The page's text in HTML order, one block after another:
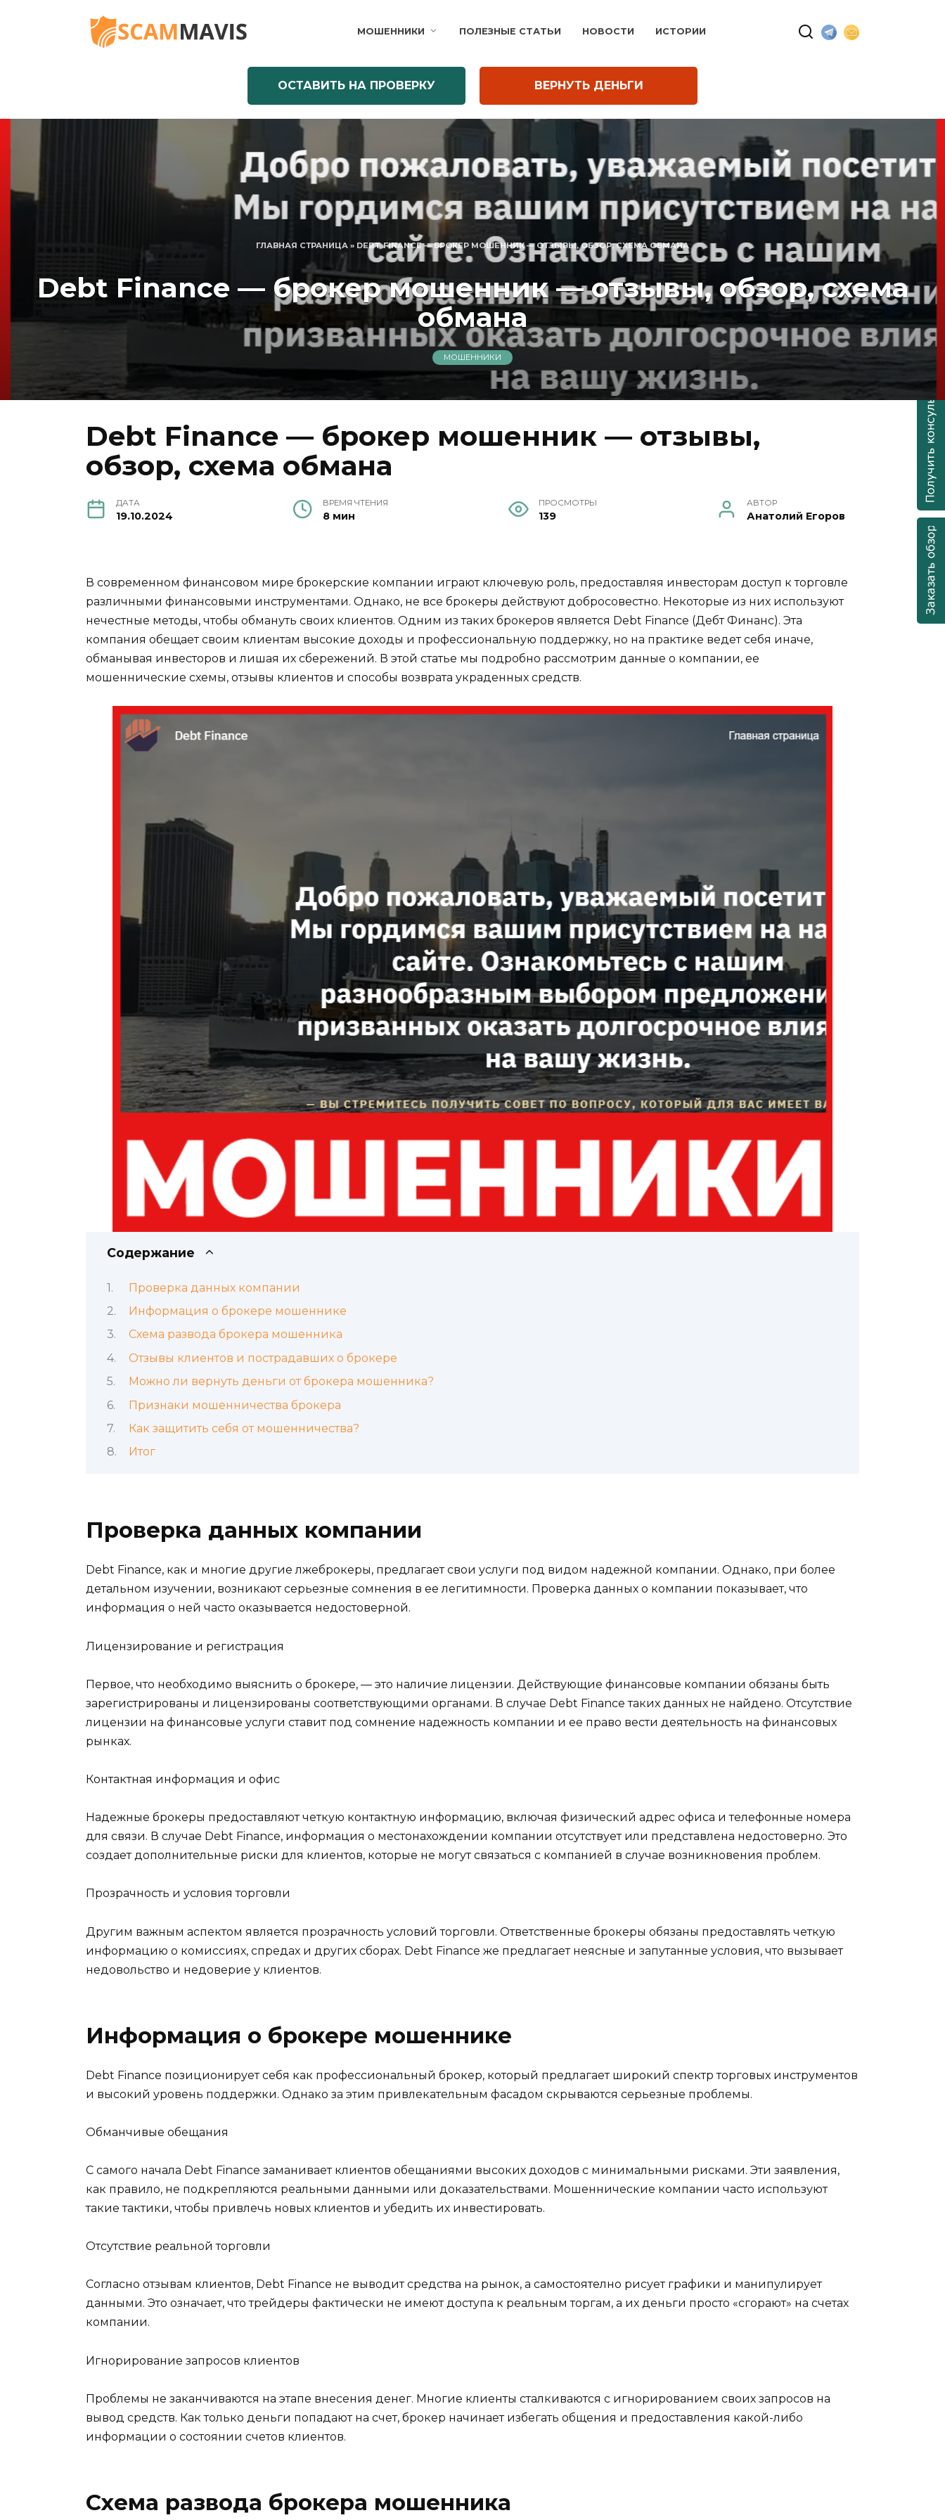
МОШЕННИКИ ПОЛЕЗНЫЕ СТАТЬИ НОВОСТИ ИСТОРИИ
ОСТАВИТЬ НА ПРОВЕРКУ ВЕРНУТЬ ДЕНЬГИ
ГЛАВНАЯ СТРАНИЦА » DEBT FINANCE — БРОКЕР МОШЕННИК — ОТЗЫВЫ, ОБЗОР, СХЕМА ОБМАНА
Debt Finance — брокер мошенник — отзывы, обзор, схема
обмана
МОШЕННИКИ
Debt Finance — брокер мошенник — отзывы,
обзор, схема обмана
ДАТА
19.10.2024
ВРЕМЯ ЧТЕНИЯ
8 мин
ПРОСМОТРЫ
139
АВТОР
Анатолий Егоров
В современном финансовом мире брокерские компании играют ключевую роль, предоставляя инвесторам доступ к торговле
различными финансовыми инструментами. Однако, не все брокеры действуют добросовестно. Некоторые из них используют
нечестные методы, чтобы обмануть своих клиентов. Одним из таких брокеров является Debt Finance (Дебт Финанс). Эта
компания обещает своим клиентам высокие доходы и профессиональную поддержку, но на практике ведет себя иначе,
обманывая инвесторов и лишая их сбережений. В этой статье мы подробно рассмотрим данные о компании, ее
мошеннические схемы, отзывы клиентов и способы возврата украденных средств.
Содержание
Проверка данных компании
Информация о брокере мошеннике
Схема развода брокера мошенника
Отзывы клиентов и пострадавших о брокере
Можно ли вернуть деньги от брокера мошенника?
Признаки мошенничества брокера
Как защитить себя от мошенничества?
Итог
Проверка данных компании
Debt Finance, как и многие другие лжеброкеры, предлагает свои услуги под видом надежной компании. Однако, при более
детальном изучении, возникают серьезные сомнения в ее легитимности. Проверка данных о компании показывает, что
информация о ней часто оказывается недостоверной.
Лицензирование и регистрация
Первое, что необходимо выяснить о брокере, — это наличие лицензии. Действующие финансовые компании обязаны быть
зарегистрированы и лицензированы соответствующими органами. В случае Debt Finance таких данных не найдено. Отсутствие
лицензии на финансовые услуги ставит под сомнение надежность компании и ее право вести деятельность на финансовых
рынках.
Контактная информация и офис
Надежные брокеры предоставляют четкую контактную информацию, включая физический адрес офиса и телефонные номера
для связи. В случае Debt Finance, информация о местонахождении компании отсутствует или представлена недостоверно. Это
создает дополнительные риски для клиентов, которые не могут связаться с компанией в случае возникновения проблем.
Прозрачность и условия торговли
Другим важным аспектом является прозрачность условий торговли. Ответственные брокеры обязаны предоставлять четкую
информацию о комиссиях, спредах и других сборах. Debt Finance же предлагает неясные и запутанные условия, что вызывает
недовольство и недоверие у клиентов.
Информация о брокере мошеннике
Debt Finance позиционирует себя как профессиональный брокер, который предлагает широкий спектр торговых инструментов
и высокий уровень поддержки. Однако за этим привлекательным фасадом скрываются серьезные проблемы.
Обманчивые обещания
С самого начала Debt Finance заманивает клиентов обещаниями высоких доходов с минимальными рисками. Эти заявления,
как правило, не подкрепляются реальными данными или доказательствами. Мошеннические компании часто используют
такие тактики, чтобы привлечь новых клиентов и убедить их инвестировать.
Отсутствие реальной торговли
Согласно отзывам клиентов, Debt Finance не выводит средства на рынок, а самостоятелно рисует графики и манипулирует
данными. Это означает, что трейдеры фактически не имеют доступа к реальным торгам, а их деньги просто «сгорают» на счетах
компании.
Игнорирование запросов клиентов
Проблемы не заканчиваются на этапе внесения денег. Многие клиенты сталкиваются с игнорированием своих запросов на
вывод средств. Как только деньги попадают на счет, брокер начинает избегать общения и предоставления какой-либо
информации о состоянии счетов клиентов.
Схема развода брокера мошенника